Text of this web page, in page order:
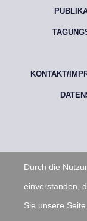
Durch die
einverstanden,
Sie unsere
KONTAKT/